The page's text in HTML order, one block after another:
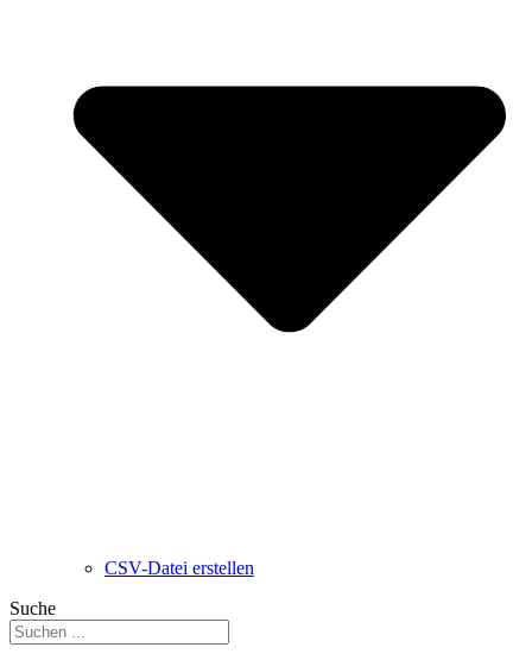
CSV-Datei erstellen
Suche